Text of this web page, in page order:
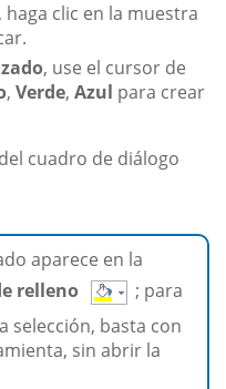
, haga clic en la muestra
, use el cursor de
, Verde, Azul para crear
del cuadro de diálogo
aparece en la
relleno
; para
selección, basta con
sin abrir la